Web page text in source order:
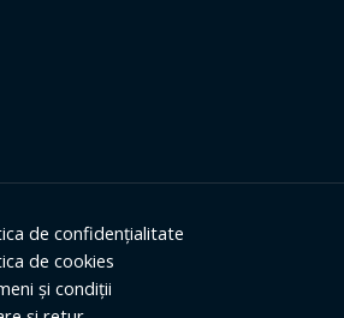
de confidențialitate
de cookies
și condiții